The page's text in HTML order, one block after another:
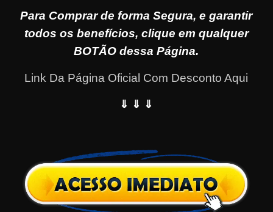
Para Comprar de forma Segura, e garantir
todos os benefícios, clique em qualquer
BOTÃO dessa Página.
Link Da Página Oficial Com Desconto Aqui
⇓ ⇓ ⇓